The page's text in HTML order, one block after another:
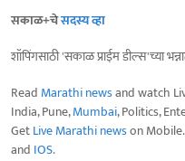
सकाळ+चेसदस्य व्हा
शॉपिंगसाठी 'सकाळ प्राईम डील्स'च्या
Read Marathi newsand watch
India, Pune,Mumbai, Politics,
GetLive Marathi newson
and IOS.